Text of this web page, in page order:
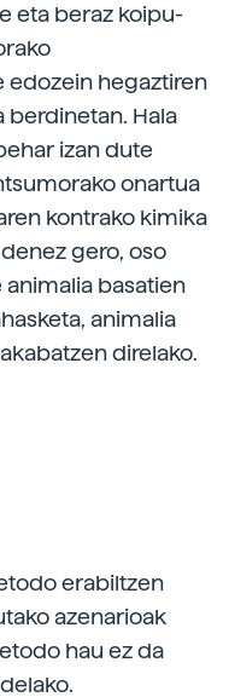
eta beraz koipu-
edozein hegaztiren
berdinetan. Hala
izan dute
onartua
kontrako kimika
gero, oso
basatien
animalia
direlako.
erabiltzen
azenarioak
hau ez da